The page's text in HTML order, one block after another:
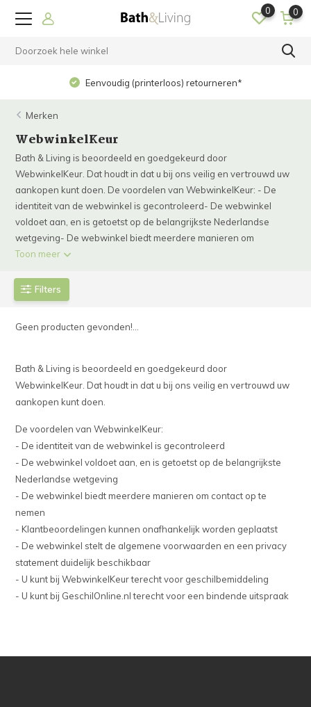
0 0
Eenvoudig (printerloos) retourneren*
Merken
WebwinkelKeur
Bath & Living is beoordeeld en goedgekeurd door
WebwinkelKeur. Dat houdt in dat u bij ons veilig en vertrouwd uw
aankopen kunt doen. De voordelen van WebwinkelKeur: - De
identiteit van de webwinkel is gecontroleerd- De webwinkel
voldoet aan, en is getoetst op de belangrijkste Nederlandse
wetgeving- De webwinkel biedt meerdere manieren om
Toon meer
Filters
Geen producten gevonden!...
Bath & Living is beoordeeld en goedgekeurd door
WebwinkelKeur. Dat houdt in dat u bij ons veilig en vertrouwd uw
aankopen kunt doen.
De voordelen van WebwinkelKeur:
- De identiteit van de webwinkel is gecontroleerd
- De webwinkel voldoet aan, en is getoetst op de belangrijkste
Nederlandse wetgeving
- De webwinkel biedt meerdere manieren om contact op te
nemen
- Klantbeoordelingen kunnen onafhankelijk worden geplaatst
- De webwinkel stelt de algemene voorwaarden en een privacy
statement duidelijk beschikbaar
- U kunt bij WebwinkelKeur terecht voor geschilbemiddeling
- U kunt bij GeschilOnline.nl terecht voor een bindende uitspraak